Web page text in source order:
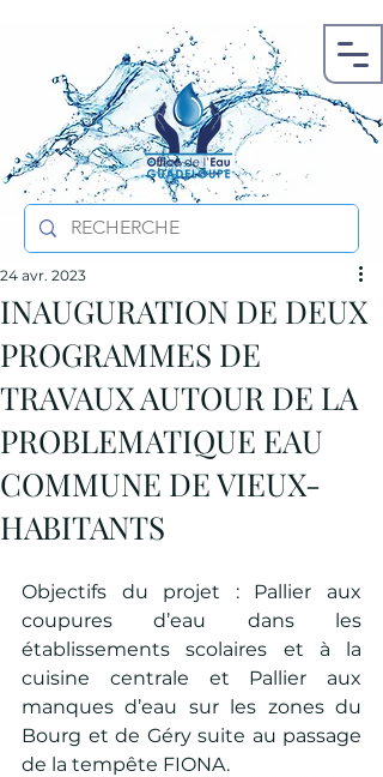
INAUGURATION DE DEUX
PROGRAMMES DE
TRAVAUX AUTOUR DE LA
PROBLEMATIQUE EAU
COMMUNE DE VIEUX-
HABITANTS
24 avr. 2023
Objectifs du projet : Pallier aux
coupures d’eau dans les
établissements scolaires et à la
cuisine centrale et Pallier aux
manques d’eau sur les zones du
Bourg et de Géry suite au passage
de la tempête FIONA.